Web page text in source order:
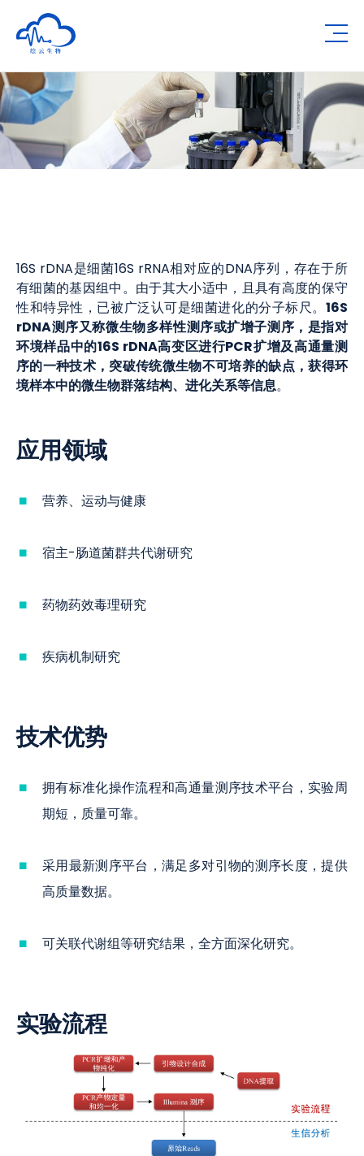
Human Metabolomics Institute
16S rDNA是细菌16S rRNA相对应的DNA序列，存在于所
有细菌的基因组中。由于其大小适中，且具有高度的保守
性和特异性，已被广泛认可是细菌进化的分子标尺。 16S
rDNA测序又称微生物多样性测序或扩增子测序，是指对
环境样品中的16S rDNA高变区进行PCR扩增及高通量测
序的一种技术，突破传统微生物不可培养的缺点，获得环
境样本中的微生物群落结构、进化关系等信息。
应用领域
营养、运动与健康
宿主-肠道菌群共代谢研究
药物药效毒理研究
疾病机制研究
技术优势
拥有标准化操作流程和高通量测序技术平台，实验周
期短，质量可靠。
采用最新测序平台，满足多对引物的测序长度，提供
高质量数据。
可关联代谢组等研究结果，全方面深化研究。
实验流程